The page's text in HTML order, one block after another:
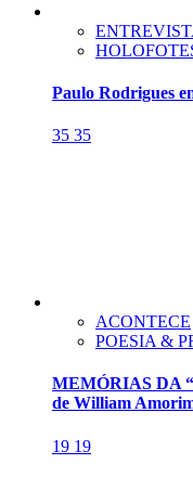
Paulo Rodrigues
35 35
ACONTECE
POESIA &
MEMÓRIAS DA
de William
19 19